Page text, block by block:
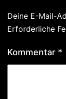
Deine E-Mail-
Erforderliche
Kommentar *